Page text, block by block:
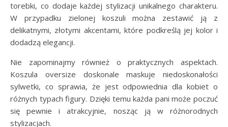
torebki, co dodaje każdej stylizacji unikalnego charakteru.
W przypadku zielonej koszuli można zestawić ją z
delikatnymi, złotymi akcentami, które podkreślą jej kolor i
dodadzą elegancji.
Nie zapominajmy również o praktycznych aspektach.
Koszula oversize doskonale maskuje niedoskonałości
sylwetki, co sprawia, że jest odpowiednia dla kobiet o
różnych typach figury. Dzięki temu każda pani może poczuć
się pewnie i atrakcyjnie, nosząc ją w różnorodnych
stylizacjach.